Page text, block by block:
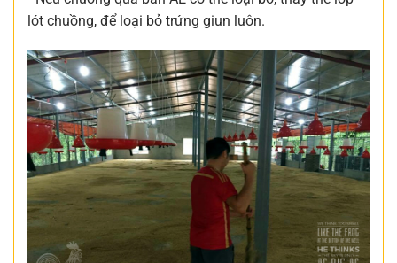
lót chuồng, để loại bỏ trứng giun luôn.